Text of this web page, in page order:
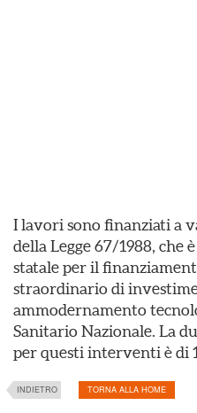
I lavori sono finanziati a
della Legge 67/1988,
statale per il
straordinario di
ammodernamento
Sanitario Nazionale. La
per questi interventi è di
INDIETRO TORNA ALLA HOME